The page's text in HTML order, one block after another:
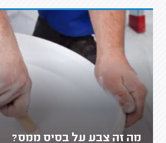
מה זה צבע על בסיס ממס?